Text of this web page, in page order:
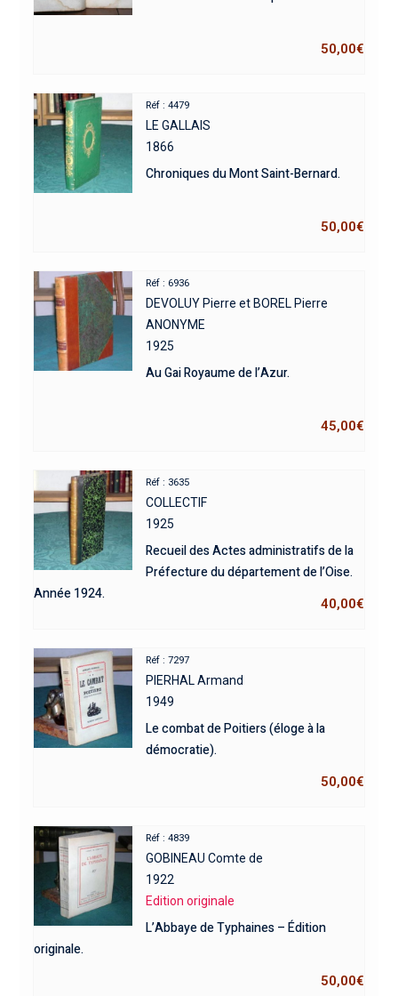
50,00€
Réf : 4479
LE GALLAIS
1866
Chroniques du Mont Saint-Bernard.
50,00€
Réf : 6936
DEVOLUY Pierre et BOREL Pierre
ANONYME
1925
Au Gai Royaume de l’Azur.
45,00€
Réf : 3635
COLLECTIF
1925
Recueil des Actes administratifs de la
Préfecture du département de l’Oise.
Année 1924.
40,00€
Réf : 7297
PIERHAL Armand
1949
Le combat de Poitiers (éloge à la
démocratie).
50,00€
Réf : 4839
GOBINEAU Comte de
1922
Edition originale
L’Abbaye de Typhaines – Édition
originale.
50,00€